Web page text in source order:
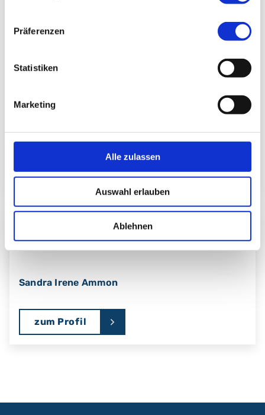
Präferenzen
Statistiken
Marketing
Alle zulassen
Auswahl erlauben
Ablehnen
Fachärztin/ Facharzt für Frauenheilkunde und
Dr. med. Thorsten Koch
zum Profil
Fachärztin/ Facharzt für Frauenheilkunde und
Geburtshilfe
Sandra Irene Ammon
zum Profil